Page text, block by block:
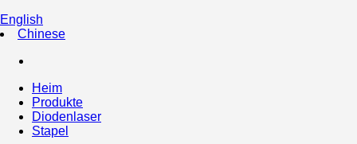
English
Chinese
Heim
Produkte
Diodenlaser
Stapel